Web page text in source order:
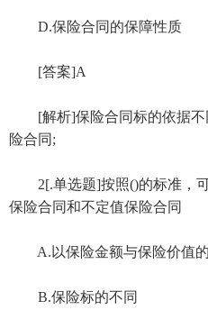
D.保险合同的保障性质
[答案]A
[解析]保险合同标的依据不
险合同;
2[.单选题]按照()的标准，可
保险合同和不定值保险合同
A.以保险金额与保险价值
B.保险标的不同